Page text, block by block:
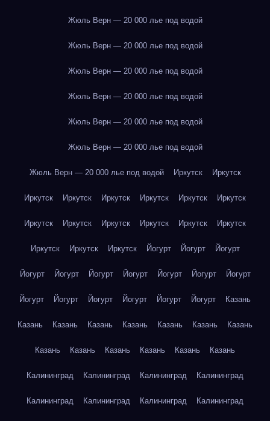
Жюль Верн — 20 000 лье под водой
Жюль Верн — 20 000 лье под водой
Жюль Верн — 20 000 лье под водой
Жюль Верн — 20 000 лье под водой
Жюль Верн — 20 000 лье под водой
Жюль Верн — 20 000 лье под водой
Жюль Верн — 20 000 лье под водой Иркутск Иркутск
Иркутск Иркутск Иркутск Иркутск Иркутск Иркутск
Иркутск Иркутск Иркутск Иркутск Иркутск Иркутск
Иркутск Иркутск Иркутск Йогурт Йогурт Йогурт
Йогурт Йогурт Йогурт Йогурт Йогурт Йогурт Йогурт
Йогурт Йогурт Йогурт Йогурт Йогурт Йогурт Казань
Казань Казань Казань Казань Казань Казань Казань
Казань Казань Казань Казань Казань Казань
Калининград Калининград Калининград Калининград
Калининград Калининград Калининград Калининград